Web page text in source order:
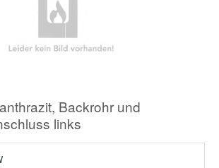
Backrohr und
links